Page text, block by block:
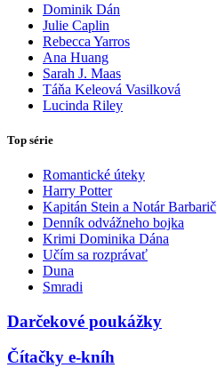
Dominik Dán
Julie Caplin
Rebecca Yarros
Ana Huang
Sarah J. Maas
Táňa Keleová Vasilková
Lucinda Riley
Top série
Romantické úteky
Harry Potter
Kapitán Stein a Notár Barbarič
Denník odvážneho bojka
Krimi Dominika Dána
Učím sa rozprávať
Duna
Smradi
Darčekové poukážky
Čítačky e-kníh